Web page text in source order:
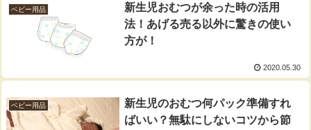
ベビー用品
新生児おむつが余った時の活用
法！あげる売る以外に驚きの使い
方が！
2020.05.30
ベビー用品
新生児のおむつ何パック準備すれ
ばいい？無駄にしないコツから節